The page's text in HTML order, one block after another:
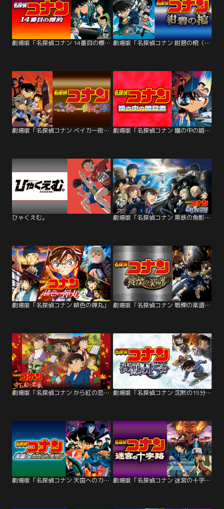
劇場版「名探偵コナン 14番目の標的（ターゲット）」 劇場版「名探偵コナン 紺碧の棺（ジョリー・ロジャー）」
劇場版「名探偵コナン ベイカー街（ストリート）の亡霊」 劇場版「名探偵コナン 瞳の中の暗殺者」
ひゃくえむ。 劇場版「名探偵コナン 黒鉄の魚影（サブマリン）」
劇場版「名探偵コナン 緋色の弾丸」 劇場版「名探偵コナン 戦慄の楽譜（フルスコア）」
劇場版「名探偵コナン から紅の恋歌（ラブレター）」 劇場版「名探偵コナン 沈黙の15分（クォーター）」
劇場版「名探偵コナン 天国へのカウントダウン」 劇場版「名探偵コナン 迷宮の十字路（クロスロード）」